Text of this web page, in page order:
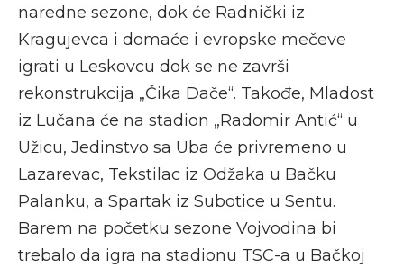
naredne sezone, dok će Radnički iz
Kragujevca i domaće i evropske mečeve
igrati u Leskovcu dok se ne završi
rekonstrukcija „Čika Dače“. Takođe, Mladost
iz Lučana će na stadion „Radomir Antić“ u
Užicu, Jedinstvo sa Uba će privremeno u
Lazarevac, Tekstilac iz Odžaka u Bačku
Palanku, a Spartak iz Subotice u Sentu.
Barem na početku sezone Vojvodina bi
trebalo da igra na stadionu TSC-a u Bačkoj